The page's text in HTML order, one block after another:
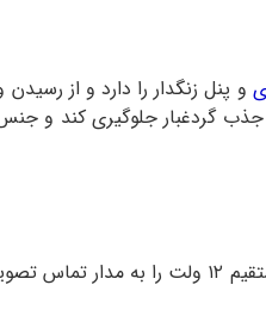
و پنل زنگدار را دارد و از